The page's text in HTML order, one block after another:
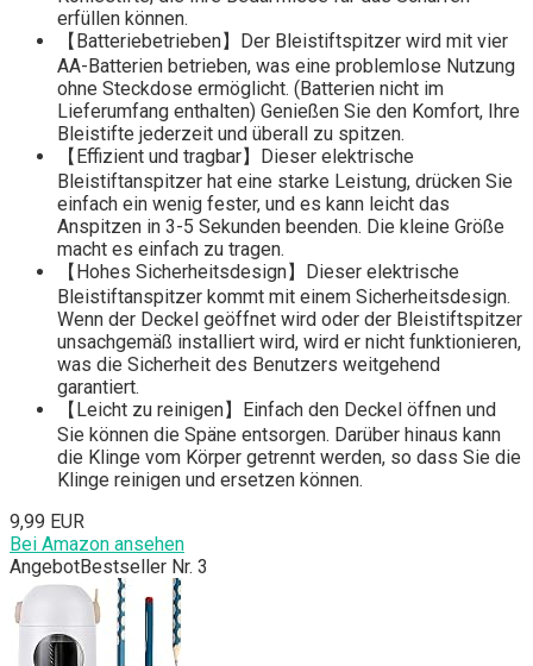
erfüllen können.
【Batteriebetrieben】Der Bleistiftspitzer wird mit vier
AA-Batterien betrieben, was eine problemlose Nutzung
ohne Steckdose ermöglicht. (Batterien nicht im
Lieferumfang enthalten) Genießen Sie den Komfort, Ihre
Bleistifte jederzeit und überall zu spitzen.
【Effizient und tragbar】Dieser elektrische
Bleistiftanspitzer hat eine starke Leistung, drücken Sie
einfach ein wenig fester, und es kann leicht das
Anspitzen in 3-5 Sekunden beenden. Die kleine Größe
macht es einfach zu tragen.
【Hohes Sicherheitsdesign】Dieser elektrische
Bleistiftanspitzer kommt mit einem Sicherheitsdesign.
Wenn der Deckel geöffnet wird oder der Bleistiftspitzer
unsachgemäß installiert wird, wird er nicht funktionieren,
was die Sicherheit des Benutzers weitgehend
garantiert.
【Leicht zu reinigen】Einfach den Deckel öffnen und
Sie können die Späne entsorgen. Darüber hinaus kann
die Klinge vom Körper getrennt werden, so dass Sie die
Klinge reinigen und ersetzen können.
9,99 EUR
Bei Amazon ansehen
AngebotBestseller Nr. 3